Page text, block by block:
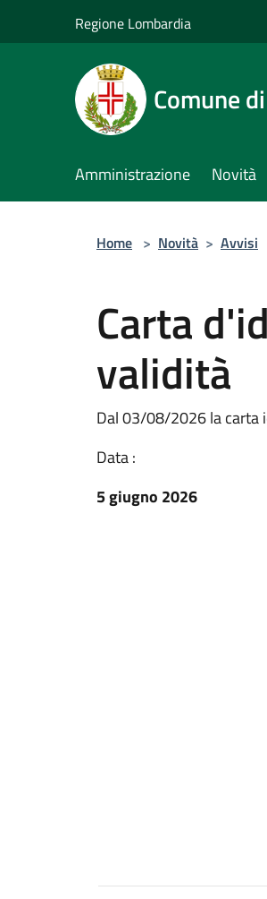
Regione Lombardia
Comune
Amministrazione Novità
Home > Novità > Avvisi
Carta
validità
Dal 03/08/2026 la carta
Data :
5 giugno 2026